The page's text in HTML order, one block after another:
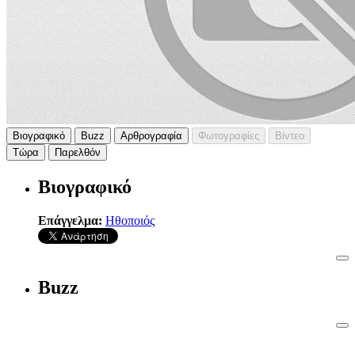
Βιογραφικό Buzz Αρθρογραφία Φωτογραφίες
Βίντεο
Τώρα
Παρελθόν
Βιογραφικό
Επάγγελμα: Ηθοποιός
Buzz